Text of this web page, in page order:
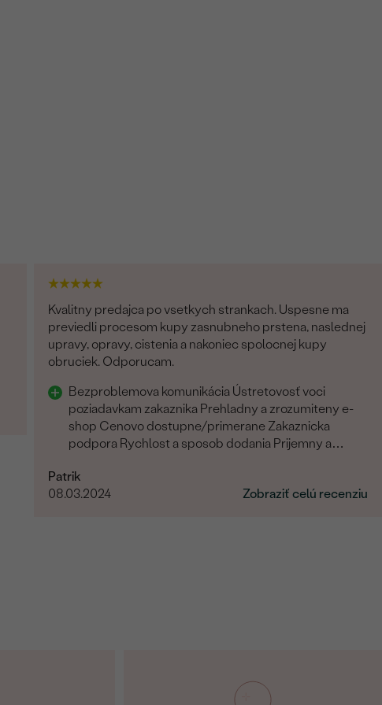
Kvalitny predajca po vsetkych strankach. Uspesne ma
previedli procesom kupy zasnubneho prstena, naslednej
upravy, opravy, cistenia a nakoniec spolocnej kupy
obruciek. Odporucam.
Bezproblemova komunikácia Ústretovosť voci
poziadavkam zakaznika Prehladny a zrozumiteny e-
shop Cenovo dostupne/primerane Zakaznicka
podpora Rychlost a sposob dodania Prijemny a
Patrik
08.03.2024
Zobraziť celú recenziu